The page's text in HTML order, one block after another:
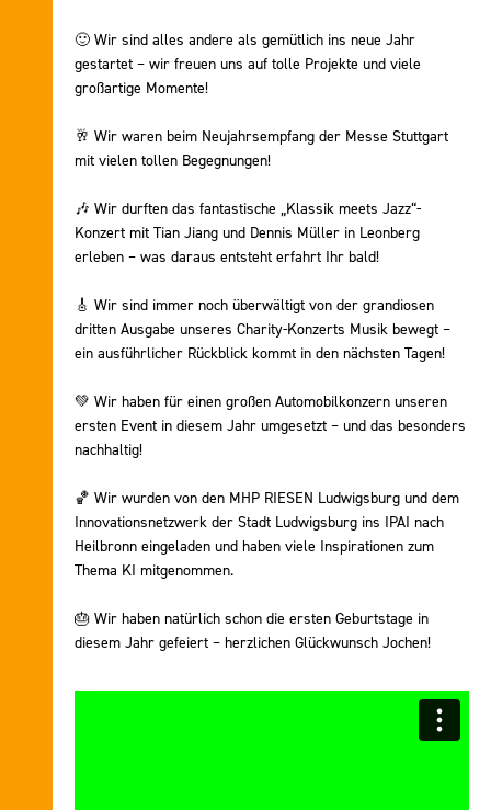
🙂 Wir sind alles andere als gemütlich ins neue Jahr
gestartet – wir freuen uns auf tolle Projekte und viele
großartige Momente!
🥂 Wir waren beim Neujahrsempfang der Messe Stuttgart
mit vielen tollen Begegnungen!
🎶 Wir durften das fantastische „Klassik meets Jazz“-
Konzert mit Tian Jiang und Dennis Müller in Leonberg
erleben – was daraus entsteht erfahrt Ihr bald!
🎸 Wir sind immer noch überwältigt von der grandiosen
dritten Ausgabe unseres Charity-Konzerts Musik bewegt –
ein ausführlicher Rückblick kommt in den nächsten Tagen!
💚 Wir haben für einen großen Automobilkonzern unseren
ersten Event in diesem Jahr umgesetzt – und das besonders
nachhaltig!
🏀 Wir wurden von den MHP RIESEN Ludwigsburg und dem
Innovationsnetzwerk der Stadt Ludwigsburg ins IPAI nach
Heilbronn eingeladen und haben viele Inspirationen zum
Thema KI mitgenommen.
🎂 Wir haben natürlich schon die ersten Geburtstage in
diesem Jahr gefeiert – herzlichen Glückwunsch Jochen!